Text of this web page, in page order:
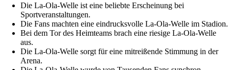
Die La-Ola-Welle ist eine beliebte Erscheinung bei
Sportveranstaltungen.
Die Fans machten eine eindrucksvolle La-Ola-Welle im Stadion.
Bei dem Tor des Heimteams brach eine riesige La-Ola-Welle
aus.
Die La-Ola-Welle sorgt für eine mitreißende Stimmung in der
Arena.